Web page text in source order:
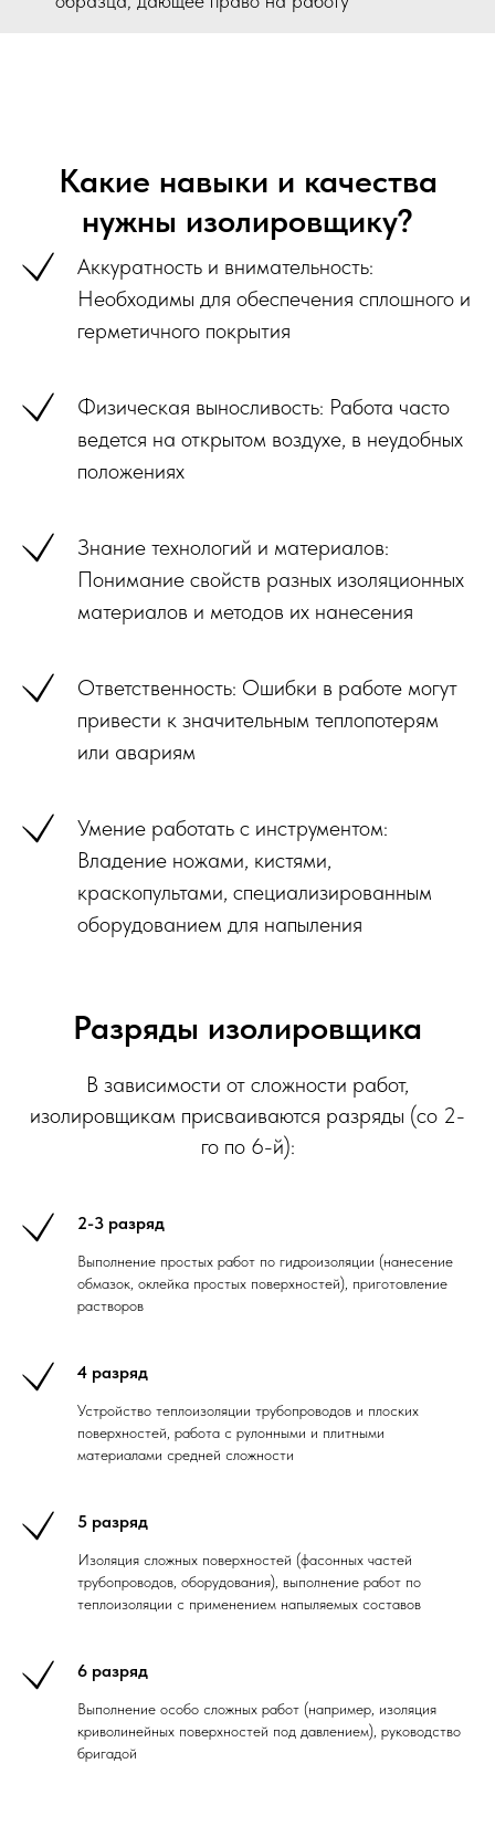
Какие навыки и качества
нужны изолировщику?
Аккуратность и внимательность:
Необходимы для обеспечения сплошного и
герметичного покрытия
Физическая выносливость: Работа часто
ведется на открытом воздухе, в неудобных
положениях
Знание технологий и материалов:
Понимание свойств разных изоляционных
материалов и методов их нанесения
Ответственность: Ошибки в работе могут
привести к значительным теплопотерям
или авариям
Умение работать с инструментом:
Владение ножами, кистями,
краскопультами, специализированным
оборудованием для напыления
Разряды изолировщика
В зависимости от сложности работ,
изолировщикам присваиваются разряды (со 2-
го по 6-й):
2-3 разряд
Выполнение простых работ по гидроизоляции (нанесение
обмазок, оклейка простых поверхностей), приготовление
растворов
4 разряд
Устройство теплоизоляции трубопроводов и плоских
поверхностей, работа с рулонными и плитными
материалами средней сложности
5 разряд
Изоляция сложных поверхностей (фасонных частей
трубопроводов, оборудования), выполнение работ по
теплоизоляции с применением напыляемых составов
6 разряд
Выполнение особо сложных работ (например, изоляция
криволинейных поверхностей под давлением), руководство
бригадой